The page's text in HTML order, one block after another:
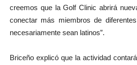
creemos que la Golf Clinic abrirá
conectar más miembros de
necesariamente sean latinos”.
Briceño explicó que la actividad